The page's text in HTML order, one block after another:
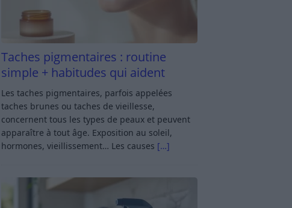
Taches pigmentaires : routine
simple + habitudes qui aident
Les taches pigmentaires, parfois appelées
taches brunes ou taches de vieillesse,
concernent tous les types de peaux et peuvent
apparaître à tout âge. Exposition au soleil,
hormones, vieillissement… Les causes […]